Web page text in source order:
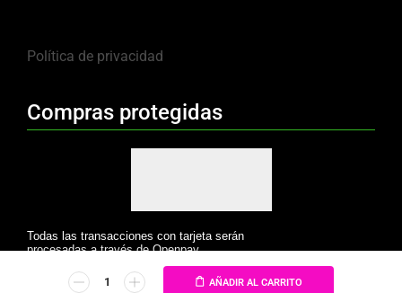
AÑADIR AL CARRITO
Política de privacidad
Compras protegidas
Todas las transacciones con tarjeta serán
procesadas a través de Openpay.